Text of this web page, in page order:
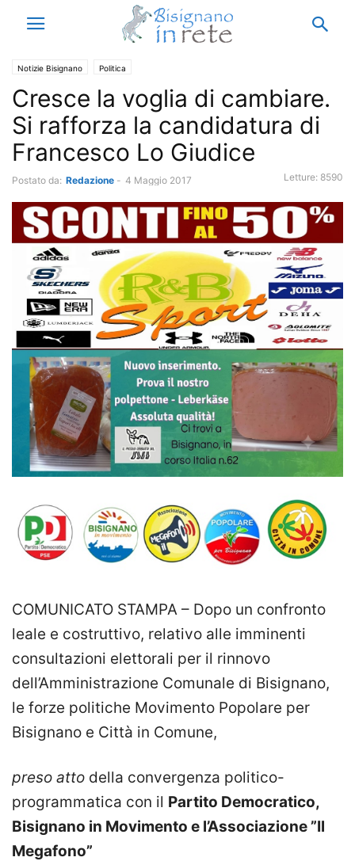
Notizie Bisignano Politica
Cresce la voglia di cambiare.
Si rafforza la candidatura di
Francesco Lo Giudice
Postato da: Redazione - 4 Maggio 2017 Letture: 8590
COMUNICATO STAMPA – Dopo un confronto
leale e costruttivo, relativo alle imminenti
consultazioni elettorali per il rinnovo
dell’Amministrazione Comunale di Bisignano,
le forze politiche Movimento Popolare per
Bisignano e Città in Comune,
preso atto della convergenza politico-
programmatica con il Partito Democratico,
Bisignano in Movimento e l’Associazione ”Il
Megafono”